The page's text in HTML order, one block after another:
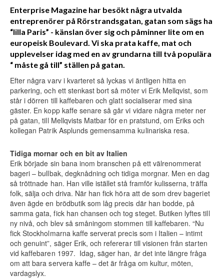
Enterprise Magazine har besökt några utvalda
entreprenörer på Rörstrandsgatan, gatan som sägs ha
“lilla Paris” - känslan över sig och påminner lite om en
europeisk Boulevard. Vi ska prata kaffe, mat och
upplevelser idag med en av grundarna till två populära
“ måste gå till” ställen på gatan.
Efter några varv i kvarteret så lyckas vi äntligen hitta en
parkering, och ett stenkast bort så möter vi Erik Mellqvist, som
står i dörren till kaffebaren och glatt socialiserar med sina
gäster. En kopp kaffe senare så går vi vidare några meter ner
på gatan, till Mellqvists Matbar för en pratstund, om Eriks och
kollegan Patrik Asplunds gemensamma kulinariska resa.
Tidiga mornar och en bit av Italien
Erik började sin bana inom branschen på ett välrenommerat
bageri – bullbak, degknådning och tidiga morgnar. Men en dag
så tröttnade han. Han ville istället stå framför kulisserna, träffa
folk, sälja och driva. När han fick höra att de som drev bageriet
även ägde en brödbutik som låg precis där han bodde, på
samma gata, fick han chansen och tog steget. Butiken lyftes till
ny nivå, och blev så småningom stommen till kaffebaren. “Nu
fick Stockholmarna kaffe serverat precis som i Italien – intimt
och genuint”, säger Erik, och refererar till visionen från starten
vid kaffebaren 1997. Idag, säger han, är det inte längre fråga
om att bara servera kaffe – det är fråga om kultur, möten,
vardags­lyx.